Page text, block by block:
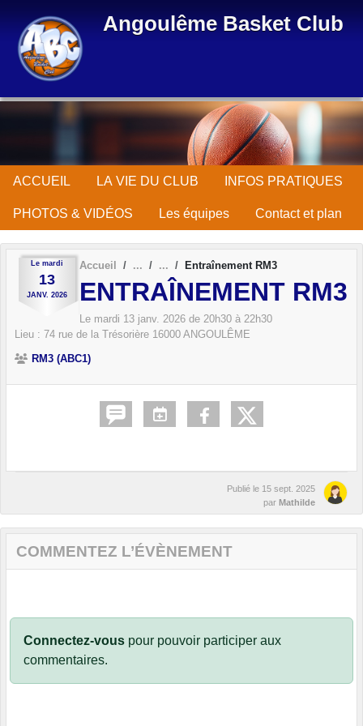
Angoulême Basket Club
ACCUEIL LA VIE DU CLUB INFOS PRATIQUES
PHOTOS & VIDÉOS Les équipes Contact et plan
Le mardi
13
JANV. 2026
Accueil Entraînement RM3
ENTRAÎNEMENT RM3
Le mardi 13 janv. 2026 de 20h30 à 22h30
Lieu : 74 rue de la Trésorière 16000 ANGOULÊME
RM3 (ABC1)
Publié le 15 sept. 2025
par Mathilde
COMMENTEZ L’ÉVÈNEMENT
Connectez-vous pour pouvoir participer aux
commentaires.